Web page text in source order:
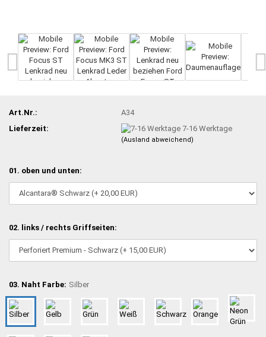
Art.Nr.:
A34
Lieferzeit:
7-16 Werktage
(Ausland abweichend)
01. oben und unten:
02. links / rechts Griffseiten:
03. Naht Farbe: Silber